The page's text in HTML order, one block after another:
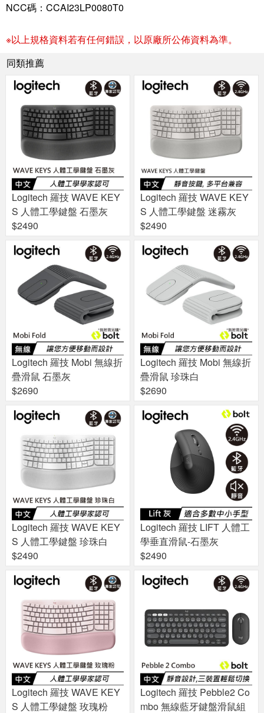
NCC碼：CCAI23LP0080T0
※以上規格資料若有任何錯誤，以原廠所公佈資料為準。
同類推薦
Logitech 羅技 WAVE KEY
S 人體工學鍵盤 石墨灰
$2490
Logitech 羅技 WAVE KEY
S 人體工學鍵盤 迷霧灰
$2490
Logitech 羅技 Mobi 無線折
疊滑鼠 石墨灰
$2690
Logitech 羅技 Mobi 無線折
疊滑鼠 珍珠白
$2690
Logitech 羅技 WAVE KEY
S 人體工學鍵盤 珍珠白
$2490
Logitech 羅技 LIFT 人體工
學垂直滑鼠-石墨灰
$2490
Logitech 羅技 WAVE KEY
S 人體工學鍵盤 玫瑰粉
Logitech 羅技 Pebble2 Co
mbo 無線藍牙鍵盤滑鼠組